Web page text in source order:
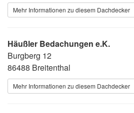
Mehr Informationen zu diesem Dachdecker
Häußler Bedachungen e.K.
Burgberg 12
86488 Breitenthal
Mehr Informationen zu diesem Dachdecker